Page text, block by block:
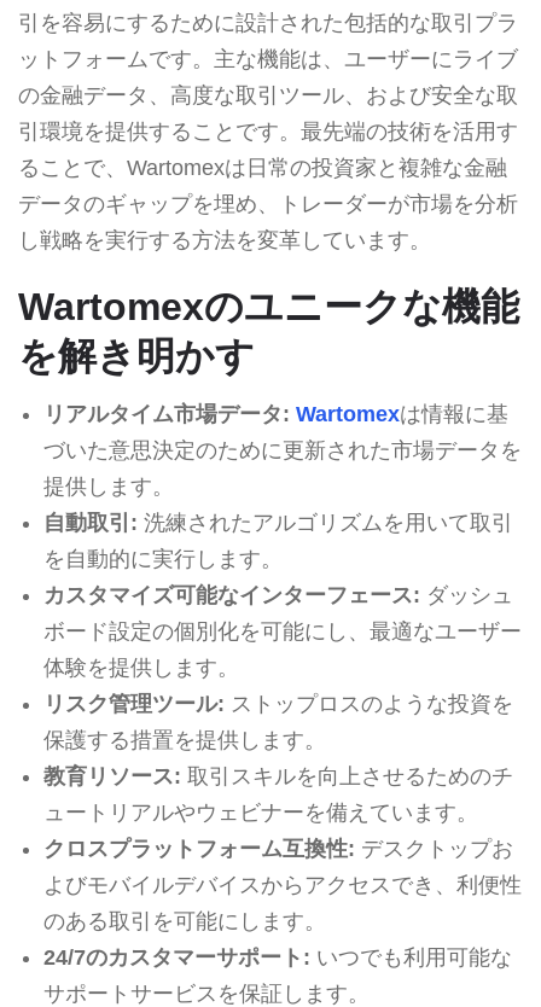
引を容易にするために設計された包括的な取引プラ
ットフォームです。主な機能は、ユーザーにライブ
の金融データ、高度な取引ツール、および安全な取
引環境を提供することです。最先端の技術を活用す
ることで、Wartomexは日常の投資家と複雑な金融
データのギャップを埋め、トレーダーが市場を分析
し戦略を実行する方法を変革しています。
Wartomexのユニークな機能
を解き明かす
リアルタイム市場データ: Wartomexは情報に基
づいた意思決定のために更新された市場データを
提供します。
自動取引: 洗練されたアルゴリズムを用いて取引
を自動的に実行します。
カスタマイズ可能なインターフェース: ダッシュ
ボード設定の個別化を可能にし、最適なユーザー
体験を提供します。
リスク管理ツール: ストップロスのような投資を
保護する措置を提供します。
教育リソース: 取引スキルを向上させるためのチ
ュートリアルやウェビナーを備えています。
クロスプラットフォーム互換性: デスクトップお
よびモバイルデバイスからアクセスでき、利便性
のある取引を可能にします。
24/7のカスタマーサポート: いつでも利用可能な
サポートサービスを保証します。